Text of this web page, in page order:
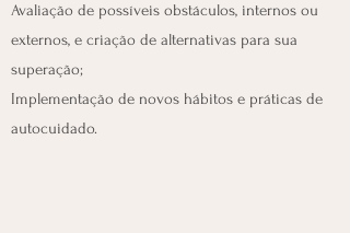
Avaliação de possíveis obstáculos, internos ou
externos, e criação de alternativas para sua
superação;
Implementação de novos hábitos e práticas de
autocuidado.